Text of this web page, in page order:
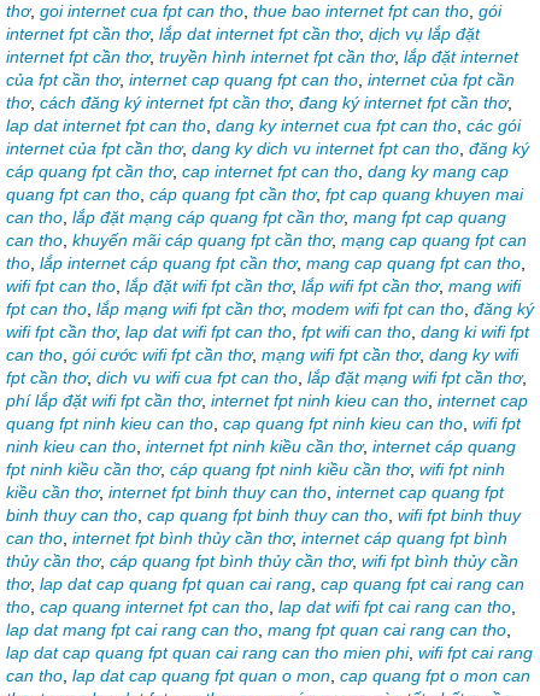
thơ, goi internet cua fpt can tho thue bao internet fpt can tho gói
internet fpt cần thơ, lắp dat internet fpt cần thơ, dịch vụ lắp đặt
internet fpt cần thơ, truyền hình internet fpt cần thơ, lắp đặt internet
của fpt cần thơ, internet cap quang fpt can tho internet của fpt cần
thơ, cách đăng ký internet fpt cần thơ, đang ký internet fpt cần thơ,
lap dat internet fpt can tho dang ky internet cua fpt can tho các gói
internet của fpt cần thơ, dang ky dich vu internet fpt can tho đăng ký
cáp quang fpt cần thơ, cap internet fpt can tho dang ky mang cap
quang fpt can tho cáp quang fpt cần thơ, fpt cap quang khuyen mai
can tho lắp đặt mạng cáp quang fpt cần thơ, mang fpt cap quang
can tho khuyến mãi cáp quang fpt cần thơ, mạng cap quang fpt can
tho lắp internet cáp quang fpt cần thơ, mang cap quang fpt can tho
wifi fpt can tho lắp đặt wifi fpt cần thơ, lắp wifi fpt cần thơ, mang wifi
fpt can tho lắp mạng wifi fpt cần thơ, modem wifi fpt can tho đăng ký
wifi fpt cần thơ, lap dat wifi fpt can tho fpt wifi can tho dang ki wifi fpt
can tho gói cước wifi fpt cần thơ, mạng wifi fpt cần thơ, dang ky wifi
fpt cần thơ, dich vu wifi cua fpt can tho lắp đặt mạng wifi fpt cần thơ,
phí lắp đặt wifi fpt cần thơ, internet fpt ninh kieu can tho internet cap
quang fpt ninh kieu can tho cap quang fpt ninh kieu can tho wifi fpt
ninh kieu can tho internet fpt ninh kiều cần thơ, internet cáp quang
fpt ninh kiều cần thơ, cáp quang fpt ninh kiều cần thơ, wifi fpt ninh
kiều cần thơ, internet fpt binh thuy can tho internet cap quang fpt
binh thuy can tho cap quang fpt binh thuy can tho wifi fpt binh thuy
can tho internet fpt bình thủy cần thơ, internet cáp quang fpt bình
thủy cần thơ, cáp quang fpt bình thủy cần thơ, wifi fpt bình thủy cần
thơ, lap dat cap quang fpt quan cai rang cap quang fpt cai rang can
tho cap quang internet fpt can tho lap dat wifi fpt cai rang can tho
lap dat mang fpt cai rang can tho mang fpt quan cai rang can tho
lap dat cap quang fpt quan cai rang can tho mien phi, wifi fpt cai rang
can tho lap dat cap quang fpt quan o mon cap quang fpt o mon can